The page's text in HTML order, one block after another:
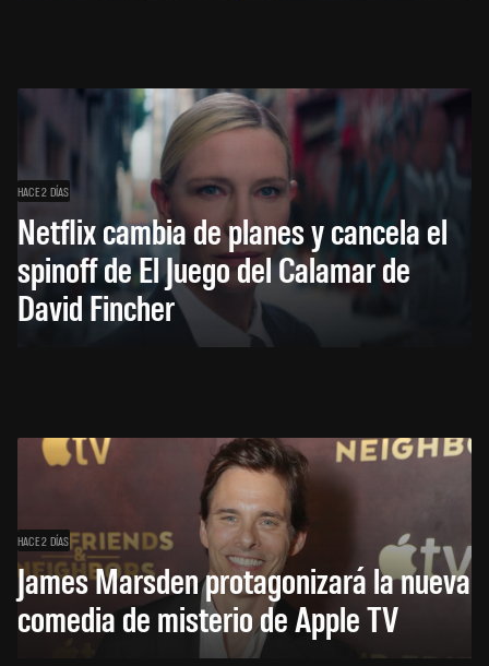
HACE 2 DÍAS
Netflix cambia de planes y cancela el
spinoff de El Juego del Calamar de
David Fincher
HACE 2 DÍAS
James Marsden protagonizará la nueva
comedia de misterio de Apple TV